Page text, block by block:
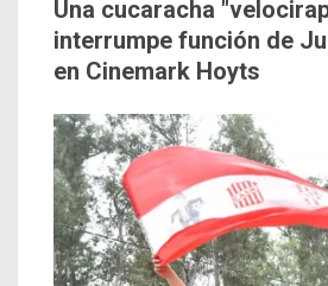
Una cucaracha
interrumpe función de
en Cinemark Hoyts